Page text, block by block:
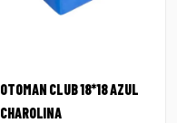
OTOMAN CLUB 18*18 AZUL
CHAROLINA